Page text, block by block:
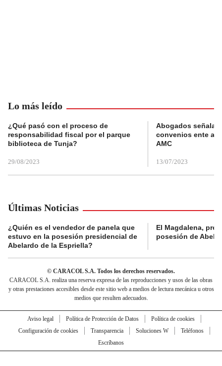
Lo más leído
¿Qué pasó con el proceso de
responsabilidad fiscal por el parque
biblioteca de Tunja?
29/08/2023
Abogados
convenios ente
AMC
13/07/2023
Últimas Noticias
¿Quién es el vendedor de panela que
estuvo en la posesión presidencial de
Abelardo de la Espriella?
El Magdalena,
posesión de
© CARACOL S.A. Todos los derechos reservados.
CARACOL S.A. realiza una reserva expresa de las reproducciones y usos de las obras
y otras prestaciones accesibles desde este sitio web a medios de lectura mecánica u otros
medios que resulten adecuados.
Aviso legal Política de Protección de Datos
Política de cookies
Configuración de cookies
Transparencia Soluciones W
Teléfonos
Escríbanos